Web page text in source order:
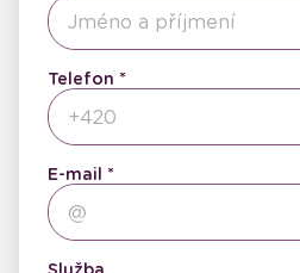
Telefon
E-mail